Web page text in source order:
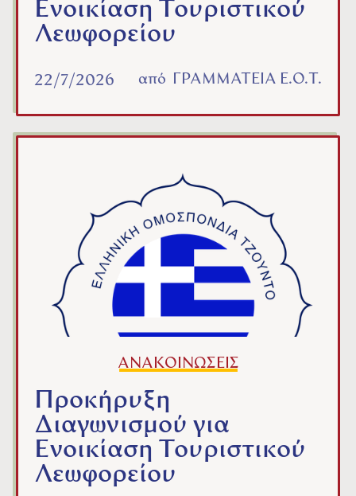
Ενοικίαση Τουριστικού
Λεωφορείου
22/7/2026 από ΓΡΑΜΜΑΤΕΙΑ Ε.Ο.Τ.
ΑΝΑΚΟΙΝΩΣΕΙΣ
Προκήρυξη
Διαγωνισμού για
Ενοικίαση Τουριστικού
Λεωφορείου